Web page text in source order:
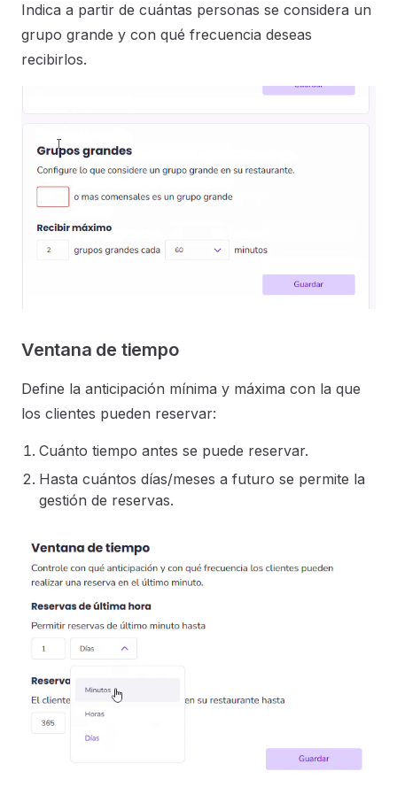
Indica a partir de cuántas personas se considera un
grupo grande y con qué frecuencia deseas
recibirlos.
Ventana de tiempo
Define la anticipación mínima y máxima con la que
los clientes pueden reservar:
Cuánto tiempo antes se puede reservar.
Hasta cuántos días/meses a futuro se permite la
gestión de reservas.